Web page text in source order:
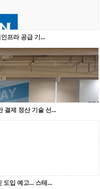
프라 공급 기...
결제 정산 기술 선...
도입 예고... 스테...